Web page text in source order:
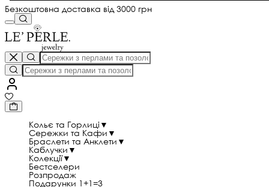
Безкоштовна доставка від 3000 грн
Кольє та Горлиці ▼
Сережки та Кафи ▼
Браслети та Анклети ▼
Каблучки ▼
Колекції▼
Бестселери
Розпродаж
Подарунки 1+1=3